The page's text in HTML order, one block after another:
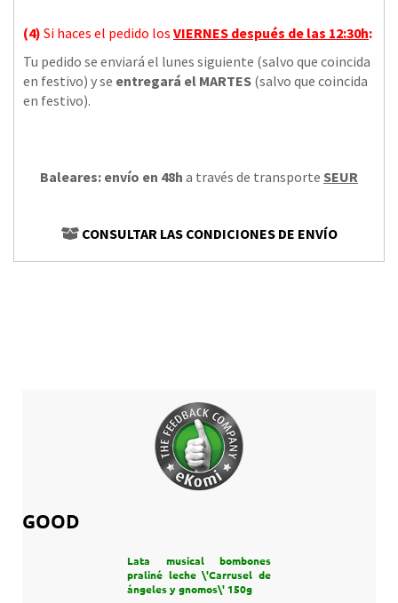
(4) Si haces el pedido los VIERNES después de las 12:30h:
Tu pedido se enviará el lunes siguiente (salvo que coincida
en festivo) y se entregará el MARTES (salvo que coincida
en festivo).
Baleares: envío en 48h a través de transporte SEUR
CONSULTAR LAS CONDICIONES DE ENVÍO
GOOD
Lata musical bombones
praliné leche \'Carrusel de
ángeles y gnomos\' 150g